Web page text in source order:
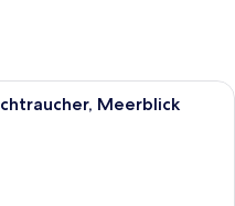
Zimmer mit Meerblick, einem
Meerblick